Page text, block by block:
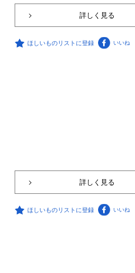
詳しく見る
ほしいものリストに登録 いいね
詳しく見る
ほしいものリストに登録 いいね